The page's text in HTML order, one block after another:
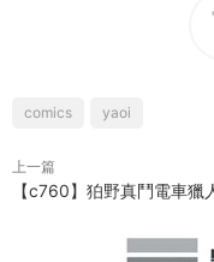
comics yaoi
上一篇
【c760】狛野真鬥電車獵